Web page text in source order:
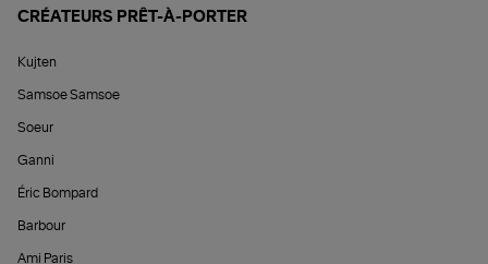
CRÉATEURS PRÊT-À-PORTER
Kujten
Samsoe Samsoe
Soeur
Ganni
Éric Bompard
Barbour
Ami Paris